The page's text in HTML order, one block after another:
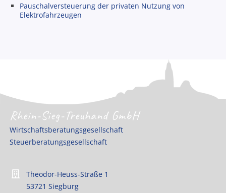
Pauschalversteuerung der privaten Nutzung von
Elektrofahrzeugen
Rhein-Sieg-Treuhand GmbH
Wirtschaftsberatungsgesellschaft
Steuerberatungsgesellschaft
Theodor-Heuss-Straße 1
53721 Siegburg